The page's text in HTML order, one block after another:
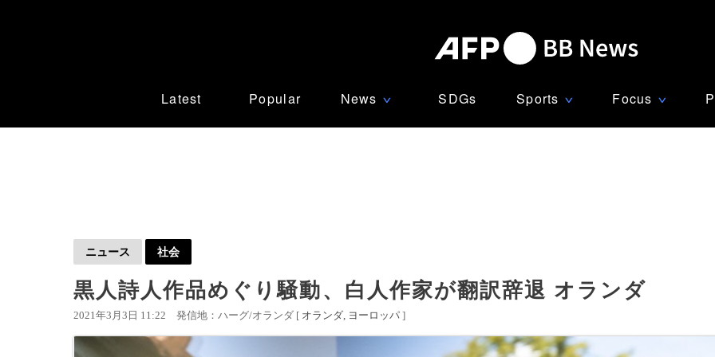
Latest Popular News ∨ SDGs Sports ∨ Focus ∨
ニュース 社会
黒人詩人作品めぐり騒動、白人作家が翻訳辞退 オランダ
2021年3月3日 11:22 発信地：ハーグ/オランダ [ オランダ ヨーロッパ ]